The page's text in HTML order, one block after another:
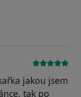
byl odstraněn
jakou jsem
tak po